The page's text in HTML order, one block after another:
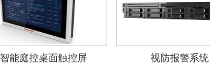
智能庭控桌面触控屏 视防报警系统